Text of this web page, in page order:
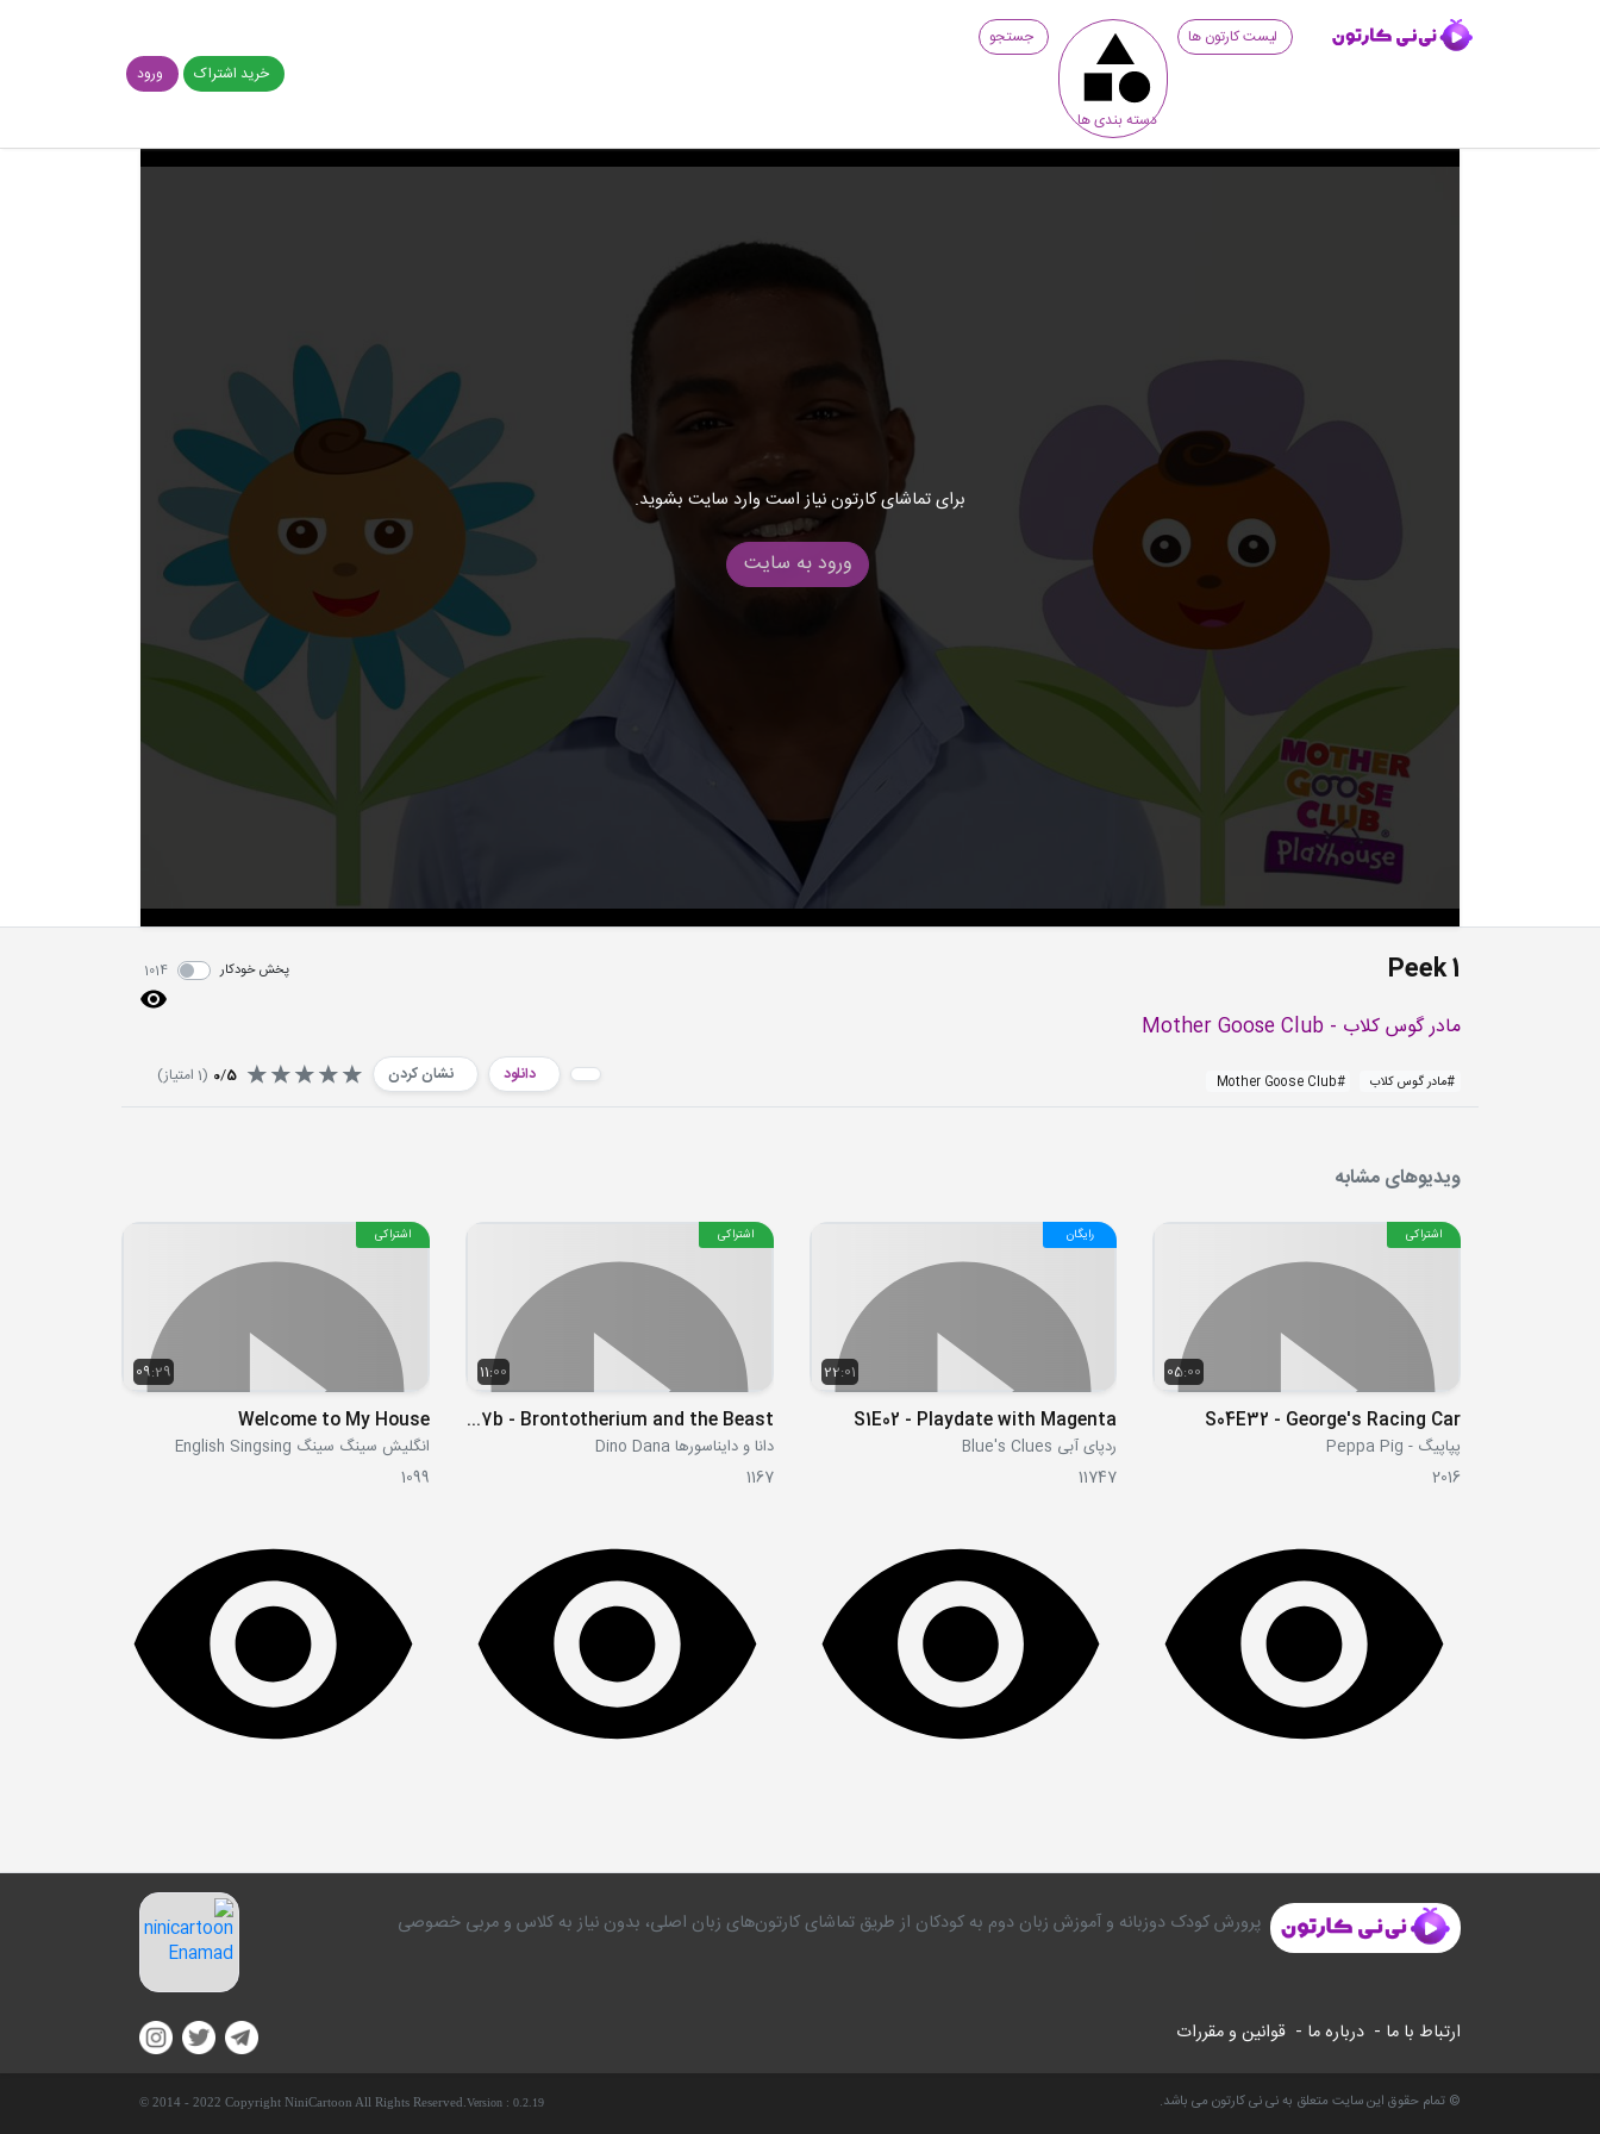
لیست کارتون ها
دسته بندی ها
جستجو
خرید اشتراک
ورود
برای تماشای کارتون نیاز است وارد سایت بشوید.
ورود به سایت
Peek 1 پخش خودکار 1014
مادر گوس کلاب - Mother Goose Club
#مادر گوس کلاب #
Mother Goose Club دانلود نشان کردن 0/5
(
1 امتیاز)
ویدیوهای مشابه
05:00
اشتراکی
S04E32 - George's Racing Car
پپاپیگ - Peppa Pig
2016
22:01
رایگان
S1E02 - Playdate with Magenta
ردپای آبی Blue's Clues
11747
11:00
اشتراکی
S4E07b - Brontotherium and the Beast
دانا و دایناسورها Dino Dana
1167
09:29
اشتراکی
Welcome to My House
انگلیش سینگ سینگ English Singsing
1099
پرورش کودک دوزبانه و آموزش زبان دوم به کودکان از طریق تماشای کارتون‌های زبان اصلی، بدون نیاز به کلاس و مربی خصوصی
ارتباط با ما - درباره ما - قوانین و مقررات
© تمام حقوق این سایت متعلق به نی نی کارتون می باشد. © 2014 - 2022 Copyright NiniCartoon All Rights Reserved. Version : 0.2.19